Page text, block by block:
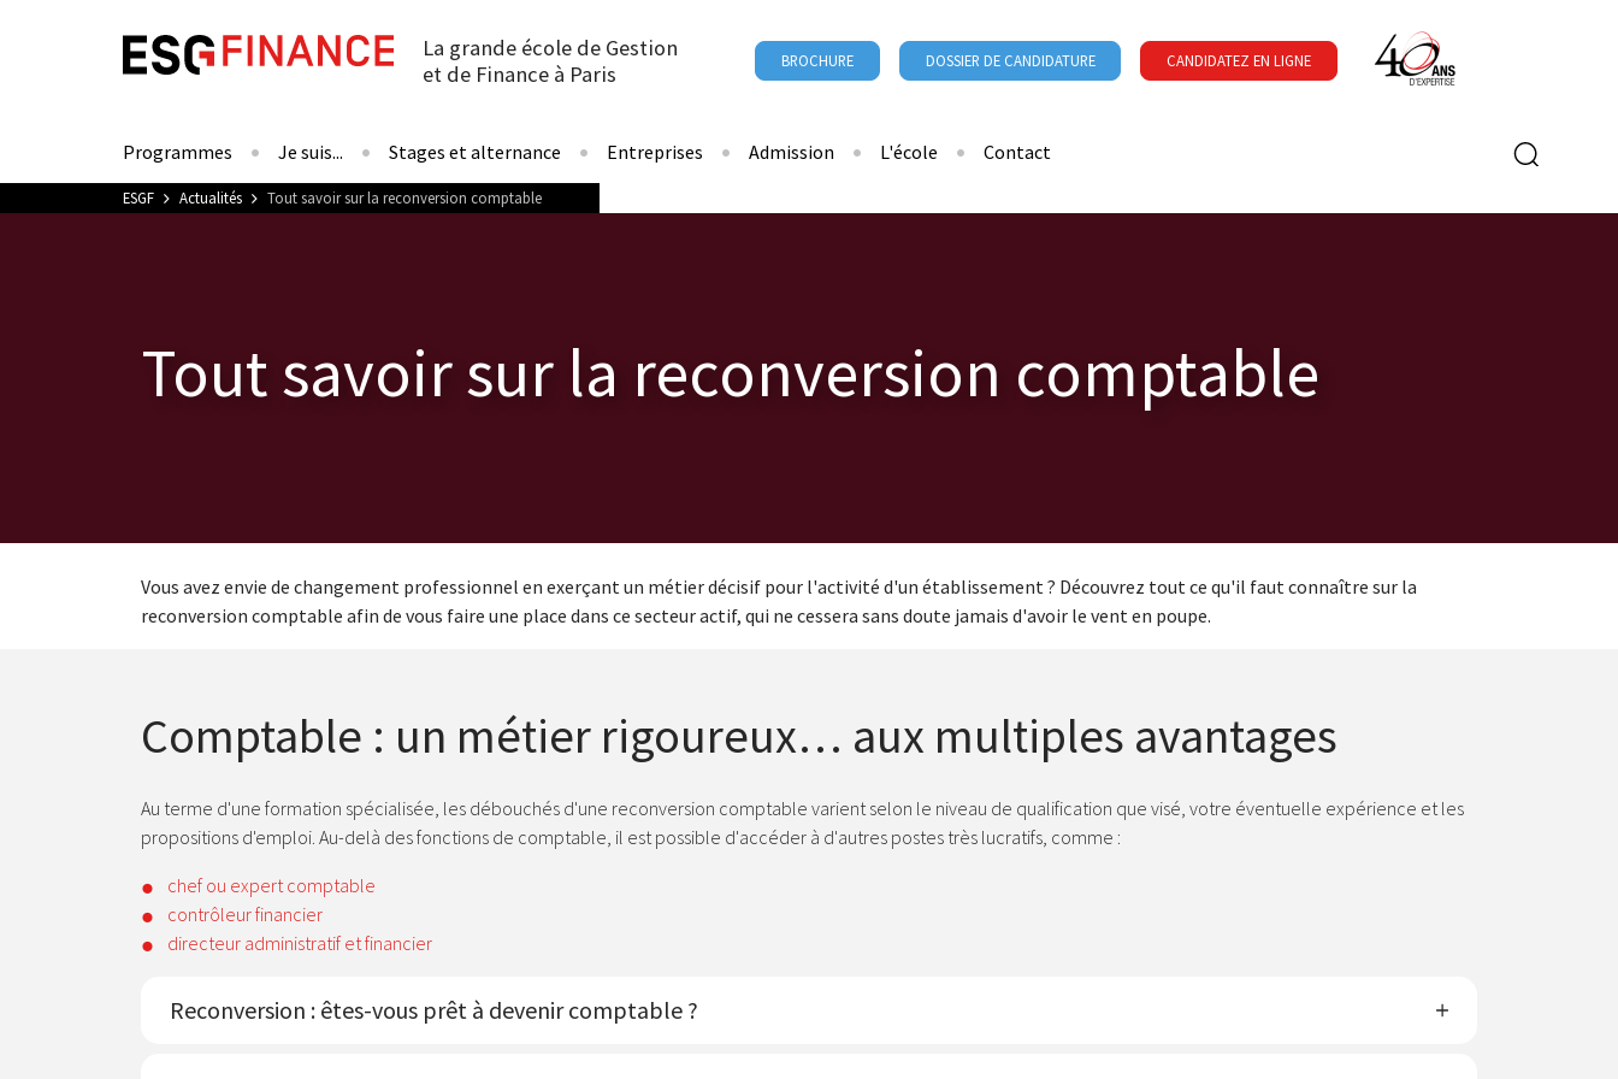
Tout savoir sur la reconversion comptable
Vous avez envie de changement professionnel en exerçant un métier décisif pour l'activité d'un établissement ? Découvrez tout ce qu'il faut connaître sur la
reconversion comptable afin de vous faire une place dans ce secteur actif, qui ne cessera sans doute jamais d'avoir le vent en poupe.
Comptable : un métier rigoureux… aux multiples avantages
Au terme d'une formation spécialisée, les débouchés d'une reconversion comptable varient selon le niveau de qualification que visé, votre éventuelle expérience et les
propositions d'emploi. Au-delà des fonctions de comptable, il est possible d'accéder à d'autres postes très lucratifs, comme :
chef ou expert comptable
contrôleur financier
directeur administratif et financier
Reconversion : êtes-vous prêt à devenir comptable ?
La grande école de Gestion
et de Finance à Paris
BROCHURE DOSSIER DE CANDIDATURE CANDIDATEZ EN LIGNE
Programmes Je suis... Stages et alternance Entreprises Admission L'école Contact
Formulaire de recherche
Vous êtes ici
ESGF Actualités Tout savoir sur la reconversion comptable